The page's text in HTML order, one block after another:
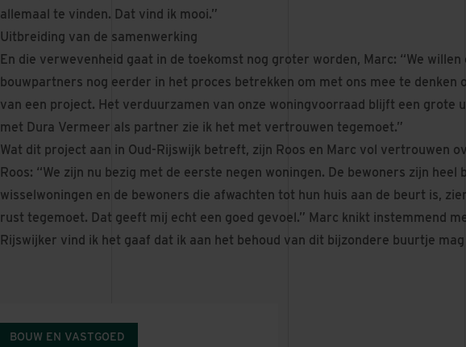
allemaal te vinden. Dat vind ik mooi.”
Uitbreiding van de samenwerking
En die verwevenheid gaat in de toekomst nog groter worden, Marc: “We willen
bouwpartners nog eerder in het proces betrekken om met ons mee te denken
van een project. Het verduurzamen van onze woningvoorraad blijft een grote
met Dura Vermeer als partner zie ik het met vertrouwen tegemoet.”
Wat dit project aan in Oud-Rijswijk betreft, zijn Roos en Marc vol vertrouwen
Roos: “We zijn nu bezig met de eerste negen woningen. De bewoners zijn heel
wisselwoningen en de bewoners die afwachten tot hun huis aan de beurt is,
rust tegemoet. Dat geeft mij echt een goed gevoel.” Marc knikt instemmend
Rijswijker vind ik het gaaf dat ik aan het behoud van dit bijzondere buurtje mag
BOUW EN VASTGOED